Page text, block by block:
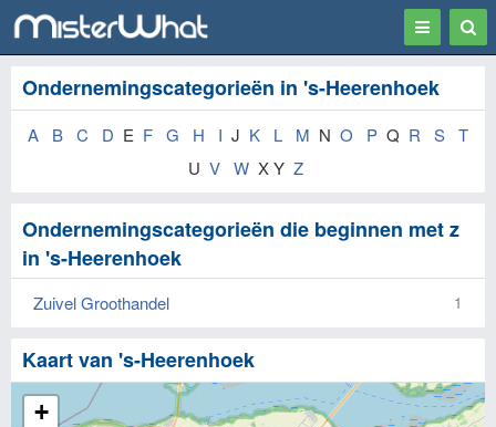
Toggle
Ondernemingscategorieën in 's-Heerenhoek
A B C D E F G H I J K L M N O P Q R S T
U V W X Y Z
Ondernemingscategorieën die beginnen met z
in 's-Heerenhoek
Zuivel Groothandel 1
Kaart van 's-Heerenhoek
+